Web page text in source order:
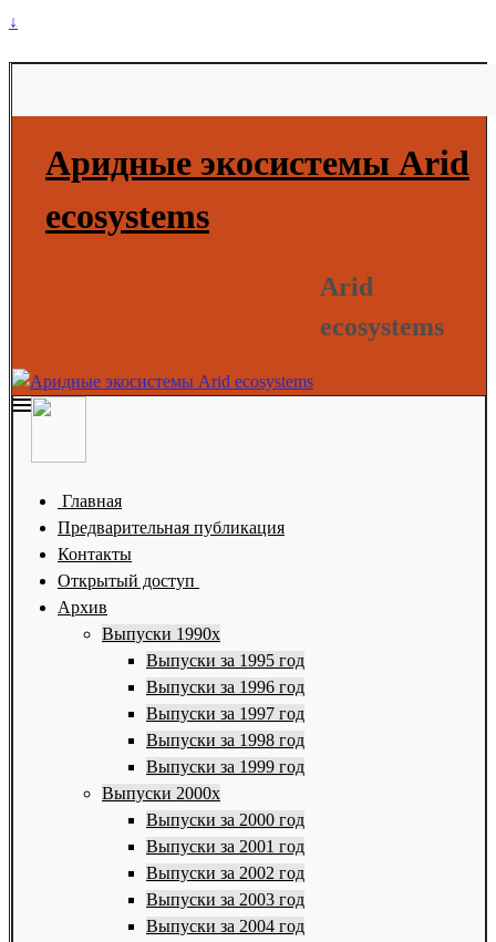
↓
Аридные экосистемы Arid
ecosystems
Arid
ecosystems
Главная
Предварительная публикация
Контакты
Открытый доступ
Архив
Выпуски 1990х
Выпуски за 1995 год
Выпуски за 1996 год
Выпуски за 1997 год
Выпуски за 1998 год
Выпуски за 1999 год
Выпуски 2000х
Выпуски за 2000 год
Выпуски за 2001 год
Выпуски за 2002 год
Выпуски за 2003 год
Выпуски за 2004 год